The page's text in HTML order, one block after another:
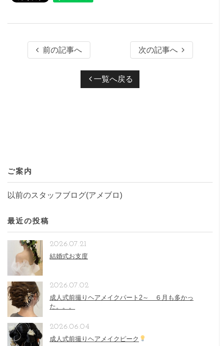
前の記事へ 次の記事へ
一覧へ戻る
ご案内
以前のスタッフブログ(アメブロ)
最近の投稿
結婚式お支度
2026.07.21
成人式前撮りヘアメイクパート2～ ６月も多かっ
た。。。
2026.07.02
成人式前撮りヘアメイクピーク
2026.06.04